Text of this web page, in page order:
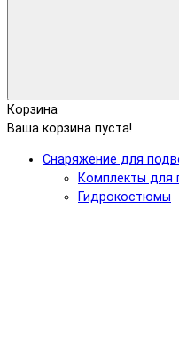
Корзина
Ваша корзина пуста!
Снаряжение для
Комплекты для
Гидрокостюмы